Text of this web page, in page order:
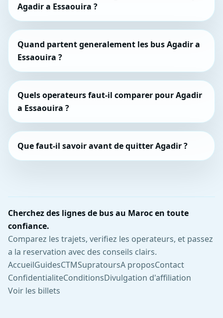
Agadir a Essaouira ?
Quand partent generalement les bus Agadir a
Essaouira ?
Quels operateurs faut-il comparer pour Agadir
a Essaouira ?
Que faut-il savoir avant de quitter Agadir ?
Cherchez des lignes de bus au Maroc en toute
confiance.
Comparez les trajets, verifiez les operateurs, et passez
a la reservation avec des conseils clairs.
AccueilGuidesCTMSupratoursA proposContact
ConfidentialiteConditionsDivulgation d'affiliation
Voir les billets